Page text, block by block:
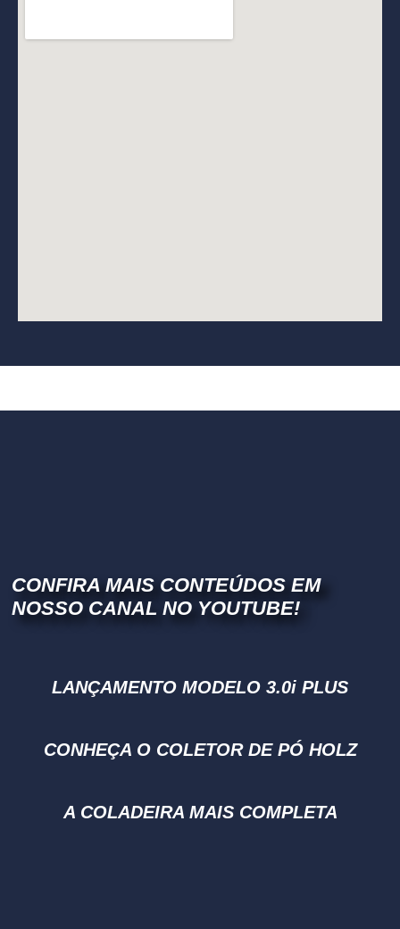
CONFIRA MAIS CONTEÚDOS EM
NOSSO CANAL NO YOUTUBE!
LANÇAMENTO MODELO 3.0i PLUS
CONHEÇA O COLETOR DE PÓ HOLZ
A COLADEIRA MAIS COMPLETA